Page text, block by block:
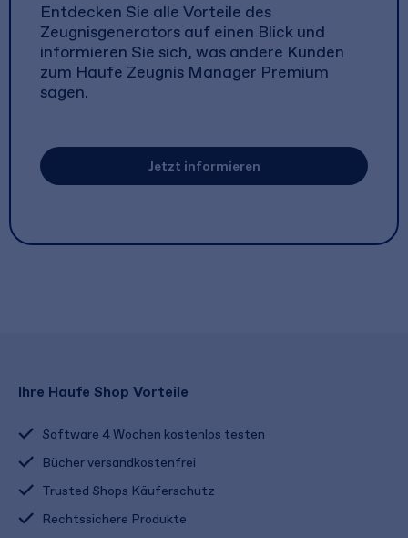
Entdecken Sie alle Vorteile des
Zeugnisgenerators auf einen Blick und
informieren Sie sich, was andere Kunden
zum Haufe Zeugnis Manager Premium
sagen.
Jetzt informieren
Ihre Haufe Shop Vorteile
Software 4 Wochen kostenlos testen
Bücher versandkostenfrei
Trusted Shops Käuferschutz
Rechtssichere Produkte